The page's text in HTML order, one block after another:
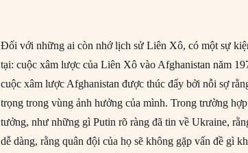
Đối với những ai còn nhớ lịch sử Liên Xô, có một sự
tại: cuộc xâm lược của Liên Xô vào Afghanistan năm
cuộc xâm lược Afghanistan được thúc đẩy bởi nỗi sợ
trọng trong vùng ảnh hưởng của mình. Trong trường
tưởng, như những gì Putin rõ ràng đã tin về Ukraine,
dễ dàng, rằng quân đội của họ sẽ không gặp vấn đề gì